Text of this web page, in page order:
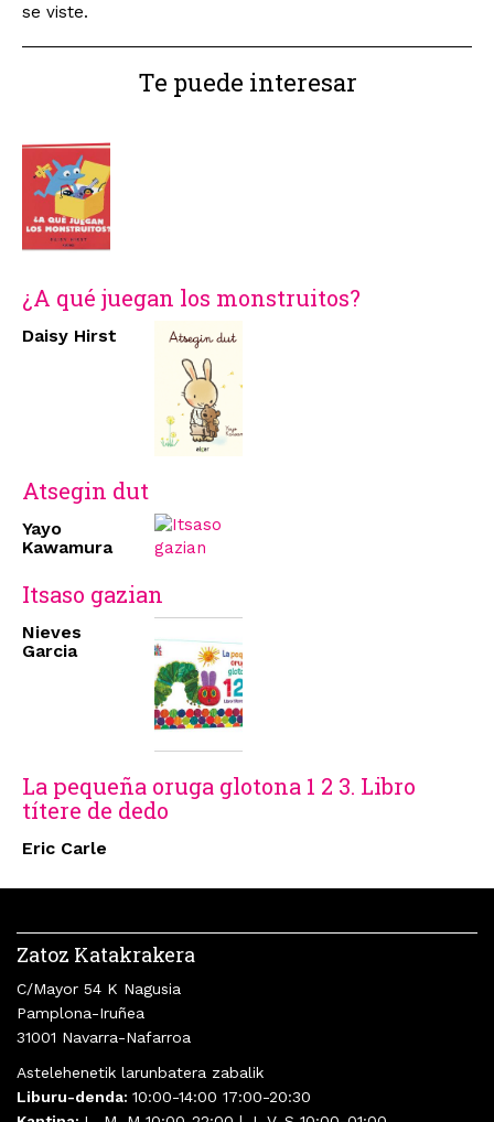
se viste.
Te puede interesar
¿A qué juegan los monstruitos?
Daisy Hirst
Atsegin dut
Yayo
Kawamura
Itsaso gazian
Nieves
Garcia
La pequeña oruga glotona 1 2 3. Libro
títere de dedo
Eric Carle
Zatoz Katakrakera
C/Mayor 54 K Nagusia
Pamplona-Iruñea
31001 Navarra-Nafarroa
Astelehenetik larunbatera zabalik
Liburu-denda: 10:00-14:00 17:00-20:30